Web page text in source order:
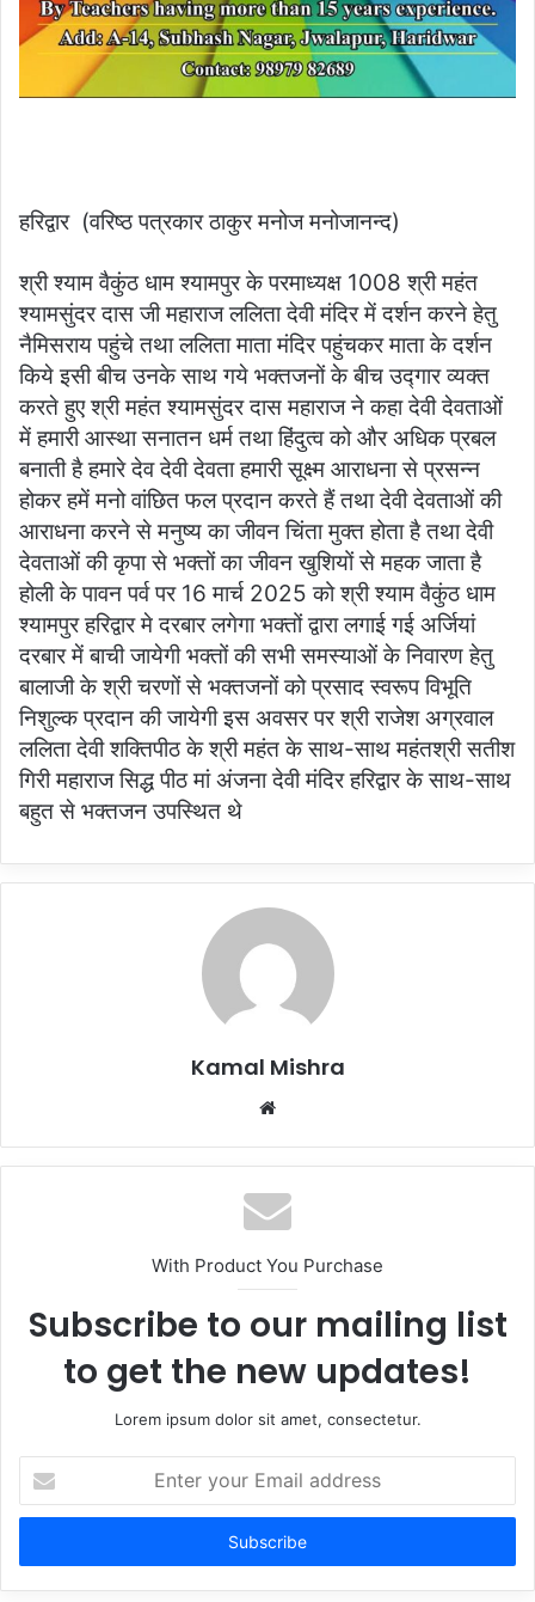
हरिद्वार (वरिष्ठ पत्रकार ठाकुर मनोज मनोजानन्द)
श्री श्याम वैकुंठ धाम श्यामपुर के परमाध्यक्ष 1008 श्री महंत
श्यामसुंदर दास जी महाराज ललिता देवी मंदिर में दर्शन करने हेतु
नैमिसराय पहुंचे तथा ललिता माता मंदिर पहुंचकर माता के दर्शन
किये इसी बीच उनके साथ गये भक्तजनों के बीच उद्गार व्यक्त
करते हुए श्री महंत श्यामसुंदर दास महाराज ने कहा देवी देवताओं
में हमारी आस्था सनातन धर्म तथा हिंदुत्व को और अधिक प्रबल
बनाती है हमारे देव देवी देवता हमारी सूक्ष्म आराधना से प्रसन्न
होकर हमें मनो वांछित फल प्रदान करते हैं तथा देवी देवताओं की
आराधना करने से मनुष्य का जीवन चिंता मुक्त होता है तथा देवी
देवताओं की कृपा से भक्तों का जीवन खुशियों से महक जाता है
होली के पावन पर्व पर 16 मार्च 2025 को श्री श्याम वैकुंठ धाम
श्यामपुर हरिद्वार मे दरबार लगेगा भक्तों द्वारा लगाई गई अर्जियां
दरबार में बाची जायेगी भक्तों की सभी समस्याओं के निवारण हेतु
बालाजी के श्री चरणों से भक्तजनों को प्रसाद स्वरूप विभूति
निशुल्क प्रदान की जायेगी इस अवसर पर श्री राजेश अग्रवाल
ललिता देवी शक्तिपीठ के श्री महंत के साथ-साथ महंतश्री सतीश
गिरी महाराज सिद्ध पीठ मां अंजना देवी मंदिर हरिद्वार के साथ-साथ
बहुत से भक्तजन उपस्थित थे
Kamal Mishra
Website
With Product You Purchase
Subscribe to our mailing list
to get the new updates!
Lorem ipsum dolor sit amet, consectetur.
your
Email